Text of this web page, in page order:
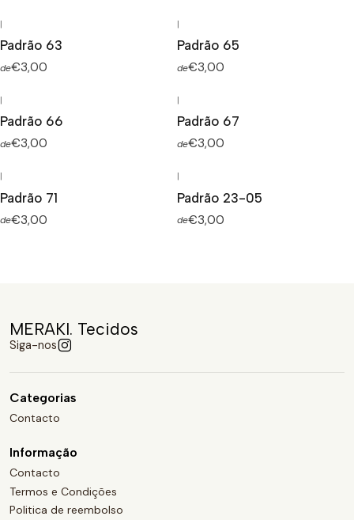
|
Padrão 63
de€3,00
|
Padrão 65
de€3,00
|
Padrão 66
de€3,00
|
Padrão 67
de€3,00
|
Padrão 71
de€3,00
|
Padrão 23-05
de€3,00
MERAKI. Tecidos
Siga-nos
Categorias
Contacto
Informação
Contacto
Termos e Condições
Politica de reembolso